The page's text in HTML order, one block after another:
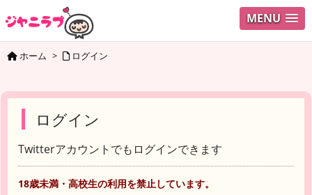
MENU
ホーム > ログイン
ログイン
Twitterアカウントでもログインできます
18歳未満・高校生の利用を禁止しています。